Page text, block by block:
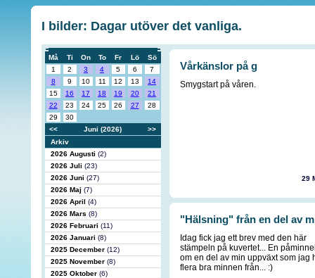
I bilder: Dagar utöver det vanliga.
Må Ti On To Fr Lö
Sö
1
2 3 4 5 6
7
8
9 10 11 12 13
14
15
16 17 18 19 20
21
22
23 24 25 26 27
28
29
30
<<
Juni (2026)
>>
Arkiv
2026 Augusti (2)
2026 Juli (23)
2026 Juni (27)
2026 Maj (7)
2026 April (4)
2026 Mars (8)
2026 Februari (11)
2026 Januari (8)
2025 December (12)
2025 November (8)
2025 Oktober (6)
Vårkänslor på g
Smygstart på våren.
29
"Hälsning" från en del av
Idag fick jag ett brev med den här
stämpeln på kuvertet... En
om en del av min uppväxt som jag
flera bra minnen från... :)